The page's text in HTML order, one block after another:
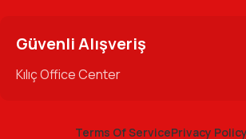
Güvenli Alışveriş
Kılıç Office Center
Terms Of ServicePrivacy Policy